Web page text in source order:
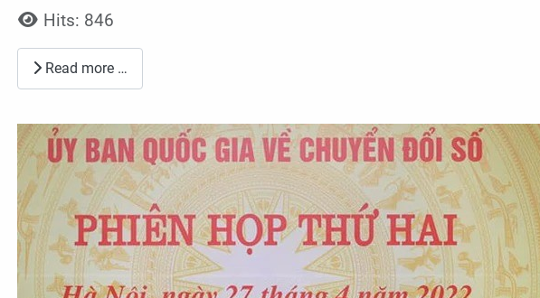
Hits: 846
Read more …